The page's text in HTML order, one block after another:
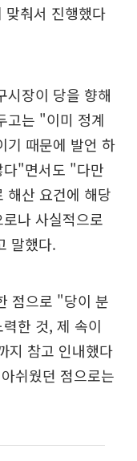
맞춰서 진행했다
시장이 당을 향해
고는 "이미 정계
기 때문에 발언 하
다"면서도 "다만
해산 요건에 해당
나 사실적으로
말했다.
점으로 "당이 분
한 것, 제 속이
지 참고 인내했다
쉬웠던 점으로는